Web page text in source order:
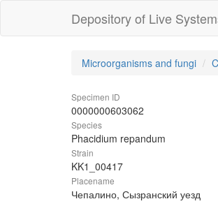
Depository of Live
Microorganisms and fungi
Specimen ID
0000000603062
Species
Phacidium repandum
Strain
KK1_00417
Placename
Чепалино, Сызранский уезд